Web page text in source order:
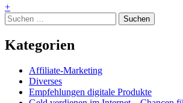
+
Suchen
nach:
Kategorien
Affiliate-Marketing
Diverses
Empfehlungen digitale Produkte